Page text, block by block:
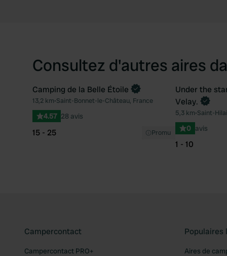
Consultez d'autres aires
Préféré
Camping de la Belle Étoile
13,2 km•Saint-Bonnet-le-Château, France
4.57 28 avis
15 - 25 Promu
Reserve
Under the
Velay.
5,3 km•Saint-
0 avis
1 - 10
Campercontact
Campercontact PRO+
Populaires
Aires de